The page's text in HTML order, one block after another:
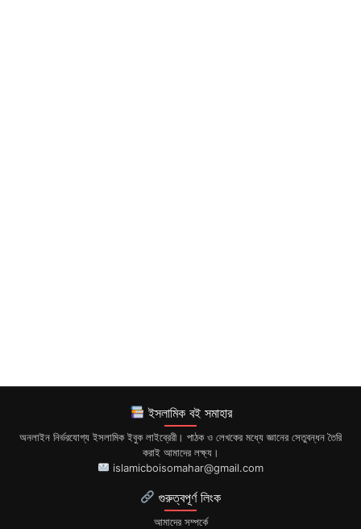
ইসলামিক বই সমাহার
অনলাইন নির্ভরযোগ্য ইসলামিক ইবুক লাইব্রেরী। পাঠক ও লেখকের মধ্যে জ্ঞানের সেতুবন্ধন তৈরি
করাই আমাদের লক্ষ্য।
islamicboisomahar@gmail.com
গুরুত্বপূর্ণ লিংক
আমাদের সম্পর্কে